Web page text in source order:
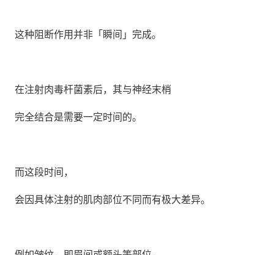
这种阻断作用并非「瞬间」完成。
在注射肉毒杆菌素后，其与神经末梢
完全结合是需要一定时间的。
而这段时间，
会因具体注射的肌肉部位不同而有极大差异。